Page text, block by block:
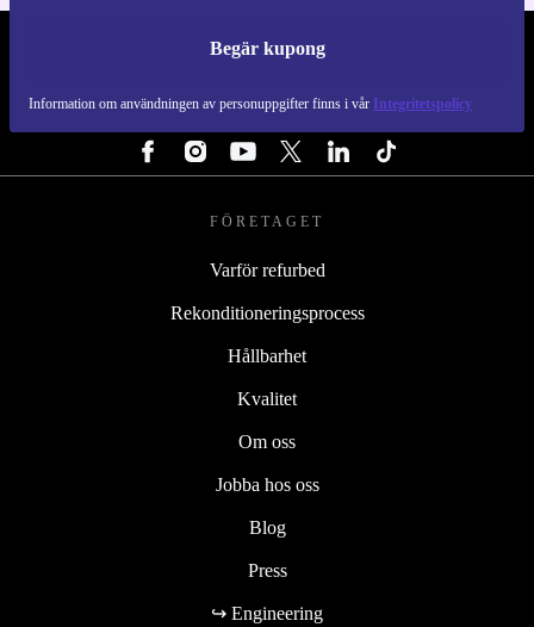
Begär kupong
Information om användningen av personuppgifter finns i vår Integritetspolicy
REFURBED SVERIGE - RETHINK NEW.
FÖLJ OSS
FÖRETAGET
Varför refurbed
Rekonditioneringsprocess
Hållbarhet
Kvalitet
Om oss
Jobba hos oss
Blog
Press
↪ Engineering